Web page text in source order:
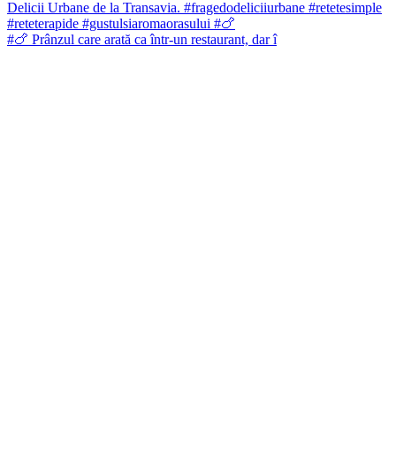
#🍗 Prânzul care arată ca într-un restaurant, dar î